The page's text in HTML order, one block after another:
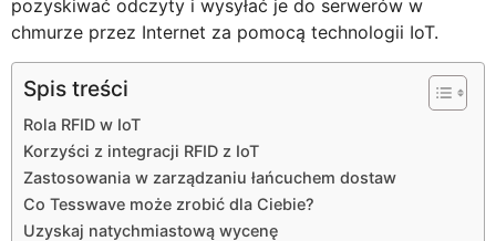
pozyskiwać odczyty i wysyłać je do serwerów w
chmurze przez Internet za pomocą technologii IoT.
Spis treści
Rola RFID w IoT
Korzyści z integracji RFID z IoT
Zastosowania w zarządzaniu łańcuchem dostaw
Co Tesswave może zrobić dla Ciebie?
Uzyskaj natychmiastową wycenę